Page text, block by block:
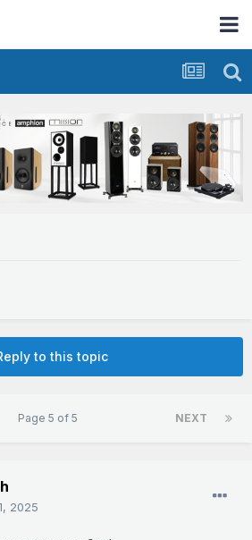
to this topic
NEXT
Page 5 of 5
2025